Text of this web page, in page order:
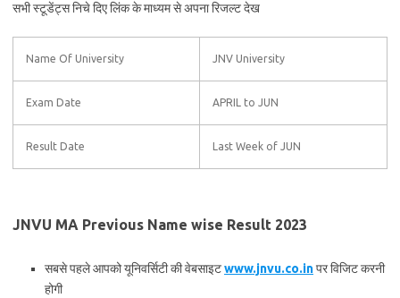
सभी स्टूडेंट्स निचे दिए लिंक के माध्यम से अपना रिजल्ट देख
Name Of University JNV University
Exam Date APRIL to JUN
Result Date Last Week of JUN
JNVU MA Previous Name wise Result 2023
सबसे पहले आपको यूनिवर्सिटी की वेबसाइटwww.jnvu.co.inपर विजिट करनी
होगी